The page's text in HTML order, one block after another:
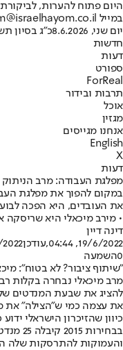
היום פתוח להערות,
במייל hayom@israelhayom.co.il.
יום שני, 8.6.2026
כ"ג בסיון
חדשות
דעות
ספורט
ForReal
תרבות ובידור
אוכל
מגזין
אנחנו מגייסים
English
X
דעות
מפלגת העבודה: מרב הניתוק
במקום להפוך את מפלגת
את העובדים, היא הפכה
• מירב מיכאלי היא שריסקה
דינה דיין
19/6/2022, 04:44
,עודכן04:46
0השמעה
"שיתוף ציבור? לא בטוח":
מרב מיכאלי נבחרה בקלות
להציג את שבעת המנדטים
את עצמה כמי ש״הצילה״
כיוון שהזיכרון הישראלי
והעמוקות להתרסקות שלה